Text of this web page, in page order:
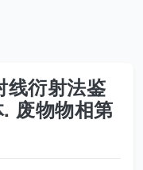
线衍射法鉴
废物物相第